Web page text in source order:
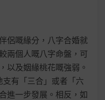
侶嘅緣分，八字合婚就
兩個人嘅八字命盤，可
以及姻緣桃花嘅強弱。
有「三合」或者「六
進一步發展。相反，如